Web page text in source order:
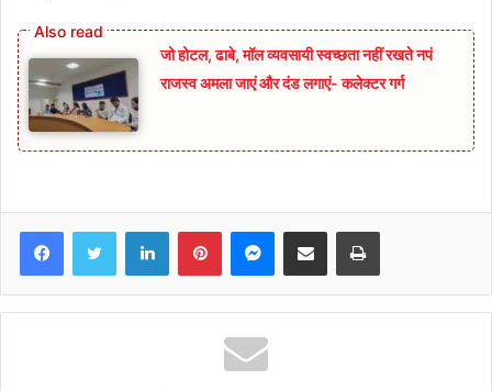
जो होटल, ढाबे, मॉल व्यवसायी स्वच्छता नहीं रखते नपं
राजस्व अमला जाएं और दंड लगाएं- कलेक्टर गर्ग
FacebookTwitter LinkedInPinterestMessenger
Share via Email Print